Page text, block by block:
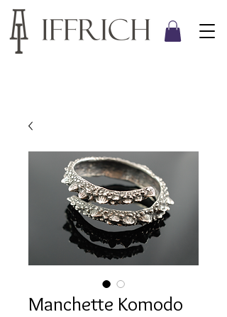
Manchette Komodo